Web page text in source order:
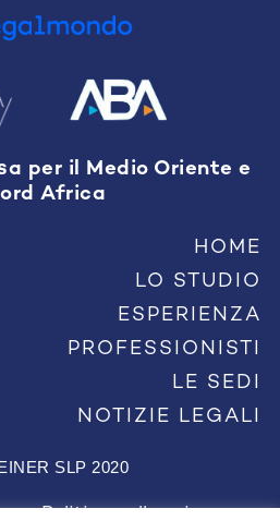
per il Medio Oriente e
Africa
HOME
LO STUDIO
ESPERIENZA
PROFESSIONISTI
LE SEDI
NOTIZIE LEGALI
SLP 2020
Politica sulla privacy